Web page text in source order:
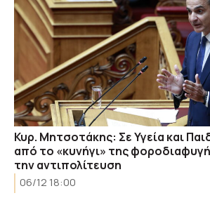
Κυρ. Μητσοτάκης: Σε Υγεία και
από το «κυνήγι» της
την αντιπολίτευση
06/12 18:00